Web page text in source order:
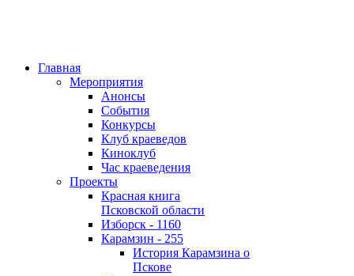
Главная
Мероприятия
Анонсы
События
Конкурсы
Клуб краеведов
Киноклуб
Час краеведения
Проекты
Красная книга
Псковской области
Изборск - 1160
Карамзин - 255
История Карамзина о
Пскове